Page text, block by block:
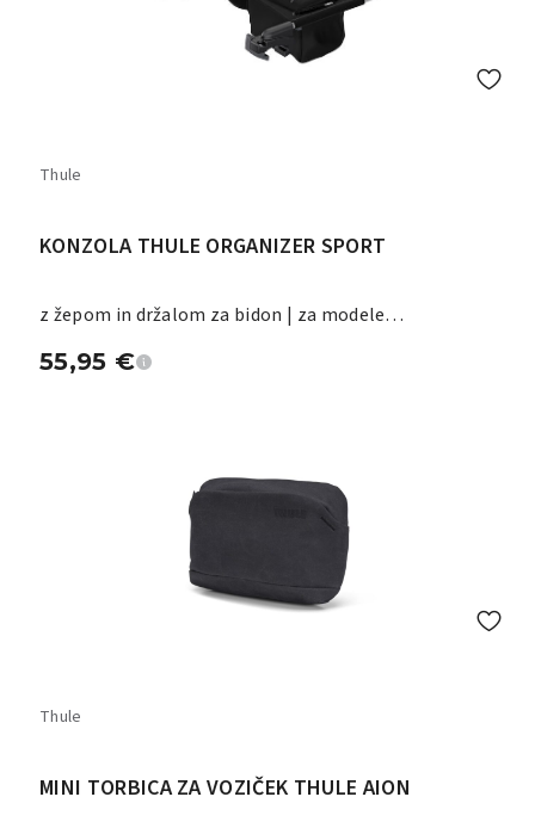
Thule
KONZOLA THULE ORGANIZER SPORT
z žepom in držalom za bidon | za modele
55,95 €
Thule
MINI TORBICA ZA VOZIČEK THULE AION